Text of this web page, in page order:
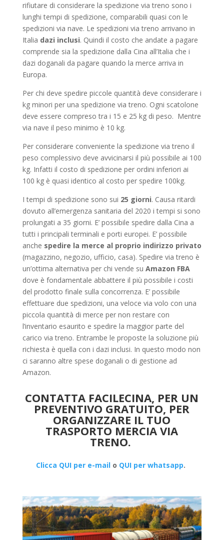
rifiutare di considerare la spedizione via treno sono i
lunghi tempi di spedizione, comparabili quasi con le
spedizioni via nave. Le spedizioni via treno arrivano in
Italia dazi inclusi. Quindi il costo che andate a pagare
comprende sia la spedizione dalla Cina all’Italia che i
dazi doganali da pagare quando la merce arriva in
Europa.
Per chi deve spedire piccole quantità deve considerare i
kg minori per una spedizione via treno. Ogni scatolone
deve essere compreso tra i 15 e 25 kg di peso. Mentre
via nave il peso minimo è 10 kg.
Per considerare conveniente la spedizione via treno il
peso complessivo deve avvicinarsi il più possibile ai 100
kg. Infatti il costo di spedizione per ordini inferiori ai
100 kg è quasi identico al costo per spedire 100kg.
I tempi di spedizione sono sui 25 giorni. Causa ritardi
dovuto all’emergenza sanitaria del 2020 i tempi si sono
prolungati a 35 giorni. E’ possibile spedire dalla Cina a
tutti i principali terminali e porti europei. E’ possibile
anche spedire la merce al proprio indirizzo privato
(magazzino, negozio, ufficio, casa). Spedire via treno è
un’ottima alternativa per chi vende su Amazon FBA
dove è fondamentale abbattere il più possibile i costi
del prodotto finale sulla concorrenza. E’ possibile
effettuare due spedizioni, una veloce via volo con una
piccola quantità di merce per non restare con
l’inventario esaurito e spedire la maggior parte del
carico via treno. Entrambe le proposte la soluzione più
richiesta è quella con i dazi inclusi. In questo modo non
ci saranno altre spese doganali o di gestione ad
Amazon.
CONTATTA FACILECINA, PER UN
PREVENTIVO GRATUITO, PER
ORGANIZZARE IL TUO
TRASPORTO MERCIA VIA
TRENO.
Clicca QUI per e-mail o QUI per whatsapp.